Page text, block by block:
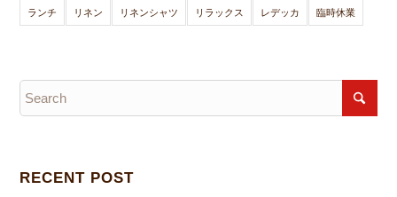
ランチ リネン リネンシャツ リラックス レデッカ 臨時休業
RECENT POST